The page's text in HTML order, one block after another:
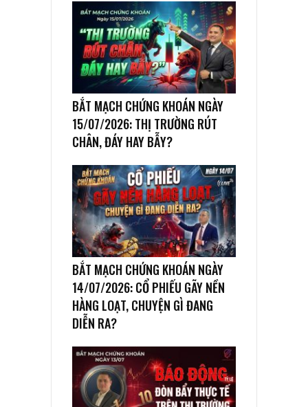
BẮT MẠCH CHỨNG KHOÁN NGÀY
15/07/2026: THỊ TRƯỜNG RÚT
CHÂN, ĐÁY HAY BẪY?
BẮT MẠCH CHỨNG KHOÁN NGÀY
14/07/2026: CỔ PHIẾU GÃY NỀN
HÀNG LOẠT, CHUYỆN GÌ ĐANG
DIỄN RA?